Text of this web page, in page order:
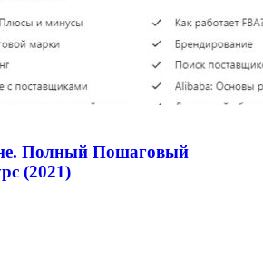
Полный Пошаговый
(2021)